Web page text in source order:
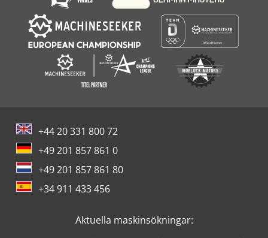
+44 20 331 800 72
+49 201 857 861 0
+49 201 857 861 80
+34 911 433 456
Aktuella maskinsökningar: